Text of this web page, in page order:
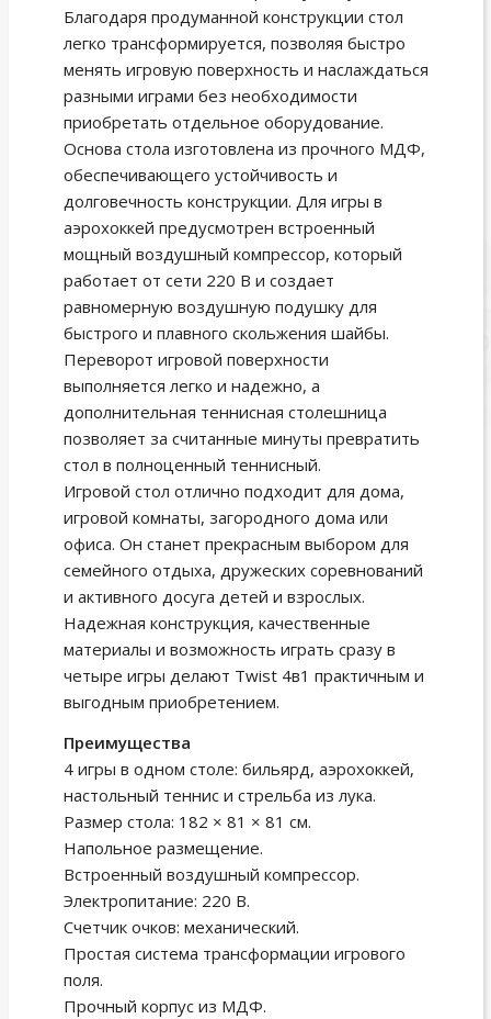
Благодаря продуманной конструкции стол
легко трансформируется, позволяя быстро
менять игровую поверхность и наслаждаться
разными играми без необходимости
приобретать отдельное оборудование.
Основа стола изготовлена из прочного МДФ,
обеспечивающего устойчивость и
долговечность конструкции. Для игры в
аэрохоккей предусмотрен встроенный
мощный воздушный компрессор, который
работает от сети 220 В и создает
равномерную воздушную подушку для
быстрого и плавного скольжения шайбы.
Переворот игровой поверхности
выполняется легко и надежно, а
дополнительная теннисная столешница
позволяет за считанные минуты превратить
стол в полноценный теннисный.
Игровой стол отлично подходит для дома,
игровой комнаты, загородного дома или
офиса. Он станет прекрасным выбором для
семейного отдыха, дружеских соревнований
и активного досуга детей и взрослых.
Надежная конструкция, качественные
материалы и возможность играть сразу в
четыре игры делают Twist 4в1 практичным и
выгодным приобретением.
Преимущества
4 игры в одном столе: бильярд, аэрохоккей,
настольный теннис и стрельба из лука.
Размер стола: 182 × 81 × 81 см.
Напольное размещение.
Встроенный воздушный компрессор.
Электропитание: 220 В.
Счетчик очков: механический.
Простая система трансформации игрового
поля.
Прочный корпус из МДФ.